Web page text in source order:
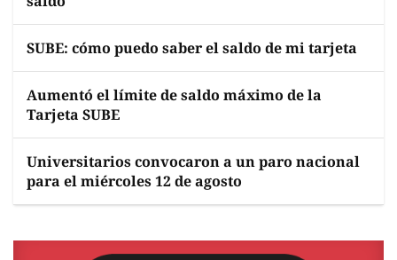
SUBE: cómo puedo saber el saldo de mi tarjeta
Aumentó el límite de saldo máximo de la
Tarjeta SUBE
Universitarios convocaron a un paro nacional
para el miércoles 12 de agosto